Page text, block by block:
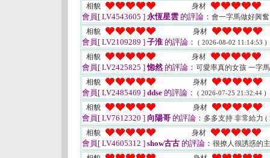
相貌
身材
會員[ LV4543605 ] 永恆星雲 的評論： 會一字馬做好興
相貌
身材
會員[ LV2109289 ] 子淮 的評論： ( 2026-08-02 11:14:53 )
相貌 身材
會員[ LV2425825 ]惚然 的評論： 可愛率真的女孩 一字
相貌
身材
會員[ LV2485469 ] ddse 的評論： ( 2026-07-25 21:32:44 )
相貌 身材
會員[ LV7612320 ] 向陽哥 的評論： 多多支持 非常給力 (
相貌 身材
會員[ LV4605312 ] show古古 的評論： 很撩人很誘惑的